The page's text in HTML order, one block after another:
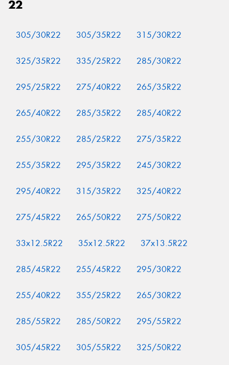
22
305/30R22 305/35R22 315/30R22
325/35R22 335/25R22 285/30R22
295/25R22 275/40R22 265/35R22
265/40R22 285/35R22 285/40R22
255/30R22 285/25R22 275/35R22
255/35R22 295/35R22 245/30R22
295/40R22 315/35R22 325/40R22
275/45R22 265/50R22 275/50R22
33x12.5R22 35x12.5R22 37x13.5R22
285/45R22 255/45R22 295/30R22
255/40R22 355/25R22 265/30R22
285/55R22 285/50R22 295/55R22
305/45R22 305/55R22 325/50R22